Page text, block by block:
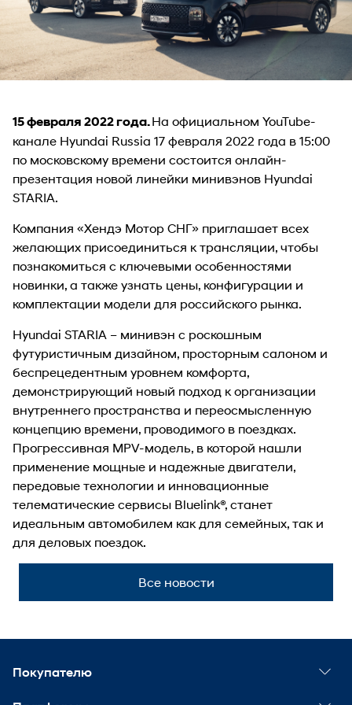
15 февраля 2022 года.На официальном YouTube-
канале Hyundai Russia 17 февраля 2022 года в 15:00
по московскому времени состоится онлайн-
презентация новой линейки минивэнов Hyundai
STARIA.
Компания «Хендэ Мотор СНГ» приглашает всех
желающих присоединиться к трансляции, чтобы
познакомиться с ключевыми особенностями
новинки, а также узнать цены, конфигурации и
комплектации модели для российского рынка.
Hyundai STARIA – минивэн с роскошным
футуристичным дизайном, просторным салоном и
беспрецедентным уровнем комфорта,
демонстрирующий новый подход к организации
внутреннего пространства и переосмысленную
концепцию времени, проводимого в поездках.
Прогрессивная MPV-модель, в которой нашли
применение мощные и надежные двигатели,
передовые технологии и инновационные
телематические сервисы Bluelink®, станет
идеальным автомобилем как для семейных, так и
для деловых поездок.
Все новости
Покупателю
Спецпредложения